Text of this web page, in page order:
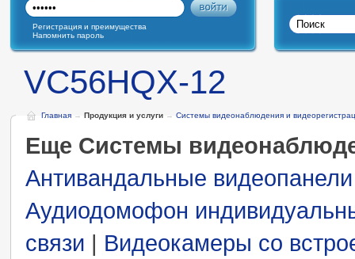
Регистрация и преимущества
Напомнить пароль
VC56HQX-12
Главная → Продукция и услуги → Системы видеонаблюдения и
Еще Системы
Антивандальные видеопанели
Аудиодомофон
связи | Видеокамеры со